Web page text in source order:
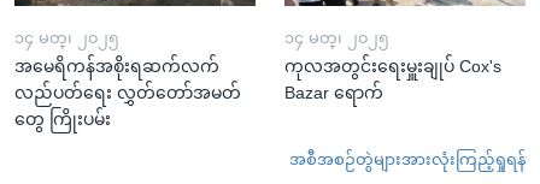
၁၄ မတ္၊ ၂၀၂၅
အမေရိကန်အစိုးရဆက်လက်
လည်ပတ်ရေး လွှတ်တော်အမတ်
တွေ ကြိုးပမ်း
၁၄ မတ္၊ ၂၀၂၅
ကုလအတွင်းရေးမှူးချုပ် Cox's
Bazar ရောက်
အစီအစဉ်တွဲများအားလုံးကြည့်ရှုရန်